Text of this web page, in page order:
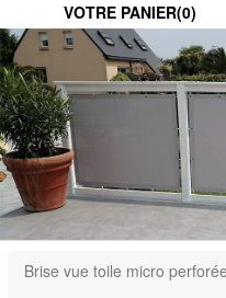
VOTRE PANIER(0)
Brise vue toile micro